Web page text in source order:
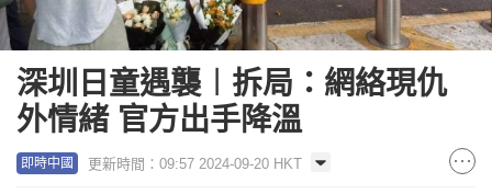
深圳日童遇襲︱拆局：網絡現仇
外情緒 官方出手降溫
即時中國 更新時間：09:57 2024-09-20 HKT